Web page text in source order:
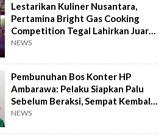
Lestarikan Kuliner Nusantara,
Pertamina Bright Gas Cooking
Competition Tegal Lahirkan Juara
Baru
NEWS
Pembunuhan Bos Konter HP
Ambarawa: Pelaku Siapkan Palu
Sebelum Beraksi, Sempat Kembali
Datangi TKP
NEWS